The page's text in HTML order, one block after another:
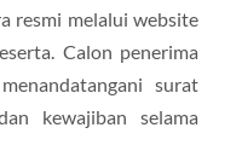
resmi melalui website
Calon penerima
surat
kewajiban selama